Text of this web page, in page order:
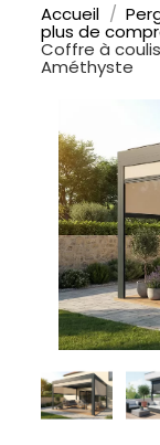
Accueil
plus de
Coffre à
Améthyste